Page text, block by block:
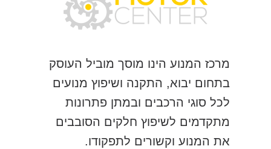
מרכז המנוע הינו מוסך מוביל העוסק
בתחום יבוא, התקנה ושיפוץ מנועים
לכל סוגי הרכבים ובמתן פתרונות
מתקדמים לשיפוץ חלקים הסובבים
את המנוע וקשורים לתפקודו.